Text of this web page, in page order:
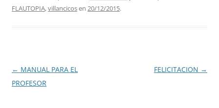
e
o
k
s
p
gr l
FLAUTOPIA,villancicosen 20/12/2015.
Navegación
de
← MANUAL PARA EL
PROFESOR
FELICITACION →